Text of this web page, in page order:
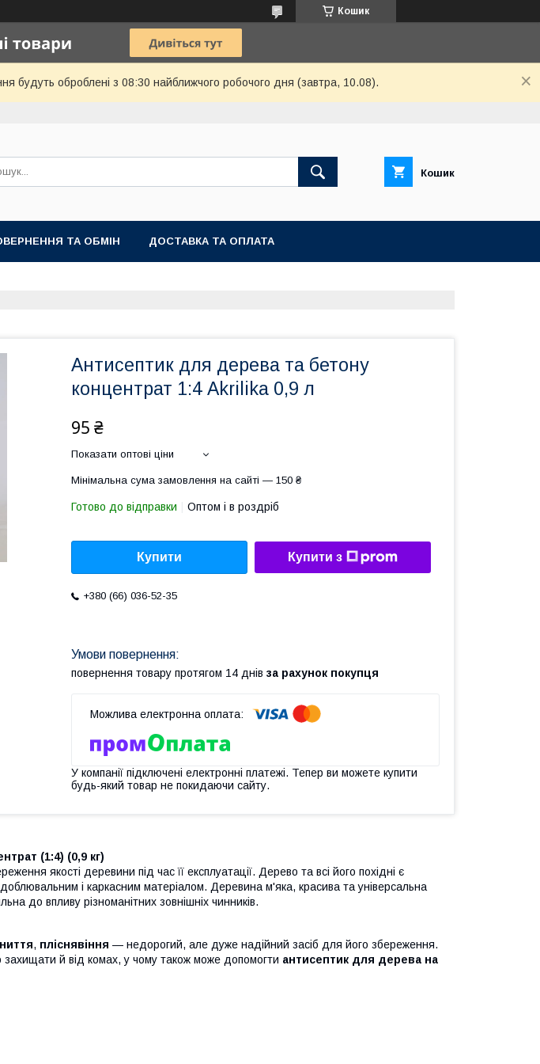
Кошик
будуть оброблені з 08:30 найближчого робочого дня (завтра, 10.08).
Кошик
ТА ОБМІН ДОСТАВКА ТА ОПЛАТА
Антисептик для дерева та бетону
концентрат 1:4 Akrilika 0,9 л
95 ₴
Показати оптові ціни
Мінімальна сума замовлення на сайті — 150 ₴
Готово до відправки Оптом і в роздріб
Купити Купити з
+380 (66) 036-52-35
повернення товару протягом 14 днів за рахунок покупця
У компанії підключені електронні платежі. Тепер ви можете купити
будь-який товар не покидаючи сайту.
(1:4) (0,9 кг)
якості деревини під час її експлуатації. Дерево та всі його похідні є
і каркасним матеріалом. Деревина м'яка, красива та універсальна
до впливу різноманітних зовнішніх чинників.
, пліснявіння — недорогий, але дуже надійний засіб для його збереження.
й від комах, у чому також може допомогти антисептик для дерева на